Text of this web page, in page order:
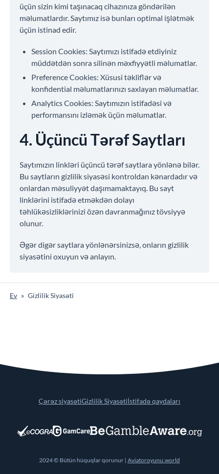
üçün sizin kimi taşınacaq cihazınıza göndərilən
məlumatlardır. Saytımız isə bunları optimal işlətmək
üçün istinad edir.
Session Cookies: Saytımızı istifadə etdiyiniz
müddətdən sonra silinən məxfiyyətli məlumatlar.
Preference Cookies: Xüsusi təkliflər və
konfidential məlumatlarınızı saxlayan məlumatlar.
Analytics Cookies: Saytımızın istifadəsi və
performansını izləmək üçün məlumatlar.
4. Üçüncü Tərəf Saytları
Saytımızın linkləri üçüncü tərəf saytlara yönlənə bilər.
Bu saytların gizlilik siyasəsi kontroldan kənardadır və
onlardan məsuliyyət daşımamaktayıq. Bu sayt
linklərini istifadə etməkdən dolayı
təhlükəsizliklərinizi özən davranmağınız tövsiyyə
olunur.
Əgər digər saytlara yönlənərsinizsə, onların gizlilik
siyasətini oxuyun və anlayın.
Ev » Gizlilik Siyasəti
Çərəz siyasətiGizlilik Siyasətiİstifadə qaydaları
2024 © Bütün hüquqlar qorunur | Aviatoroyunu.world